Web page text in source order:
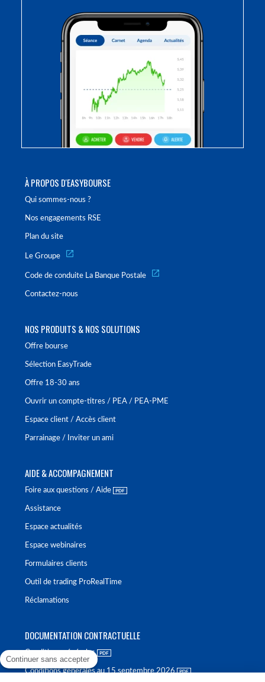
À PROPOS D'EASYBOURSE
Qui sommes-nous ?
Nos engagements RSE
Plan du site
Le Groupe
Code de conduite La Banque Postale
Contactez-nous
NOS PRODUITS & NOS SOLUTIONS
Offre bourse
Sélection EasyTrade
Offre 18-30 ans
Ouvrir un compte-titres / PEA / PEA-PME
Espace client / Accès client
Parrainage / Inviter un ami
AIDE & ACCOMPAGNEMENT
Foire aux questions / Aide
Assistance
Espace actualités
Espace webinaires
Formulaires clients
Outil de trading ProRealTime
Réclamations
DOCUMENTATION CONTRACTUELLE
Conditions générales
Conditions générales au 15 septembre 2026
Continuer sans accepter